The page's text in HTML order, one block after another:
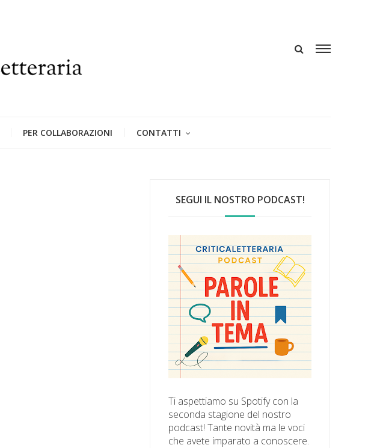
PER COLLABORAZIONI CONTATTI
SEGUI IL NOSTRO PODCAST!
Ti aspettiamo su Spotify con la
seconda stagione del nostro
podcast! Tante novità ma le voci
che avete imparato a conoscere.